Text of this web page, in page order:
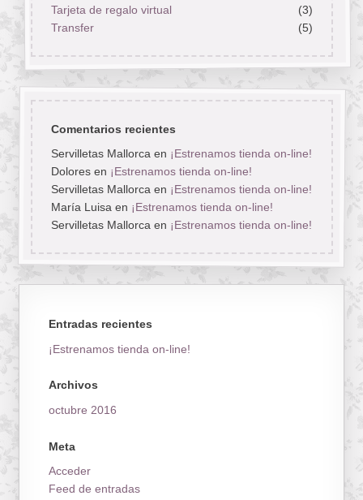
Tarjeta de regalo virtual
(3)
Transfer
(5)
Comentarios recientes
Servilletas Mallorcaen ¡Estrenamos tienda on-line!
Doloresen ¡Estrenamos tienda on-line!
Servilletas Mallorcaen ¡Estrenamos tienda on-line!
María Luisaen ¡Estrenamos tienda on-line!
Servilletas Mallorcaen ¡Estrenamos tienda on-line!
Entradas recientes
¡Estrenamos tienda on-line!
Archivos
octubre 2016
Meta
Acceder
Feed de entradas